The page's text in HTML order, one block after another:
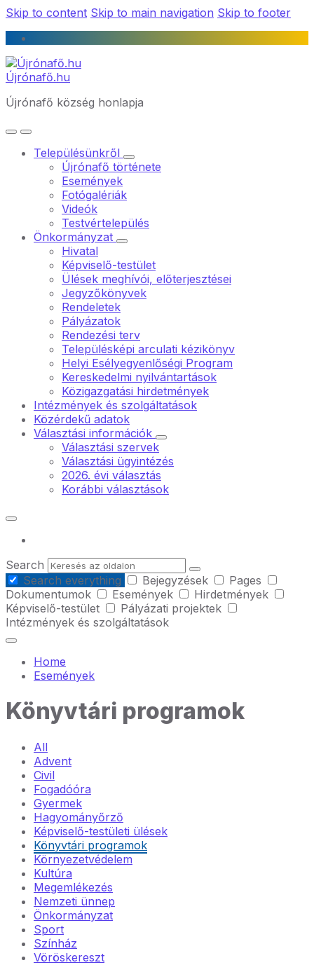
Skip to content Skip to main navigation Skip to footer
Újrónafő.hu
Újrónafő község honlapja
Településünkről
Újrónafő története
Események
Fotógalériák
Videók
Testvértelepülés
Önkormányzat
Hivatal
Képviselő-testület
Ülések meghívói, előterjesztései
Jegyzőkönyvek
Rendeletek
Pályázatok
Rendezési terv
Településképi arculati kézikönyv
Helyi Esélyegyenlőségi Program
Kereskedelmi nyilvántartások
Közigazgatási hirdetmények
Intézmények és szolgáltatások
Közérdekű adatok
Választási információk
Választási szervek
Választási ügyintézés
2026. évi választás
Korábbi választások
Search
Search everything
Bejegyzések
Pages
Dokumentumok
Események
Hirdetmények
Képviselő-testület
Pályázati projektek
Intézmények és szolgáltatások
Home
Események
Könyvtári programok
All
Advent
Civil
Fogadóóra
Gyermek
Hagyományőrző
Képviselő-testületi ülések
Könyvtári programok
Környezetvédelem
Kultúra
Megemlékezés
Nemzeti ünnep
Önkormányzat
Sport
Színház
Vöröskereszt